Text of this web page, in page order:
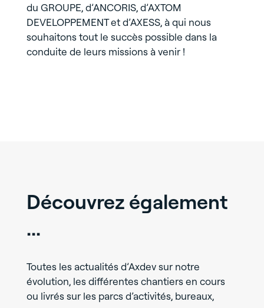
du GROUPE, d’ANCORIS, d’AXTOM
DEVELOPPEMENT et d’AXESS, à qui nous
souhaitons tout le succès possible dans la
conduite de leurs missions à venir !
Découvrez également
...
Toutes les actualités d’Axdev sur notre
évolution, les différentes chantiers en cours
ou livrés sur les parcs d’activités, bureaux,